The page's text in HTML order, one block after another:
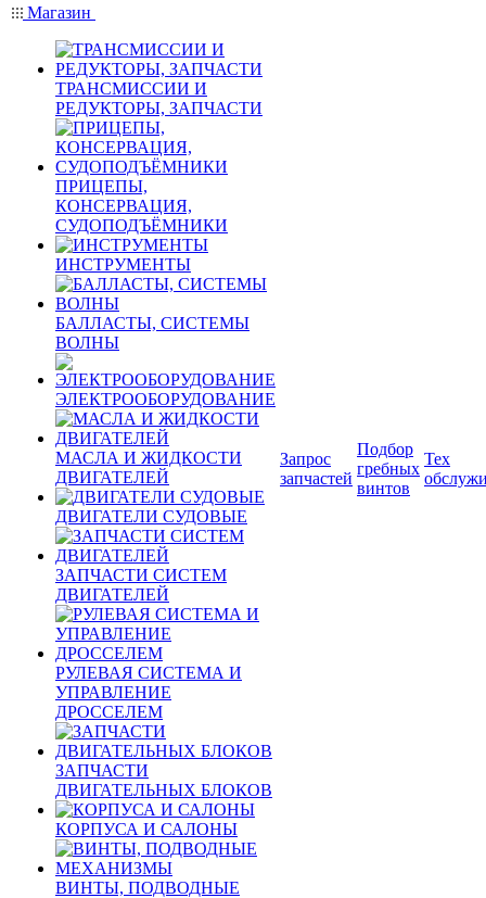
Магазин
ТРАНСМИССИИ И
РЕДУКТОРЫ, ЗАПЧАСТИ
ПРИЦЕПЫ,
КОНСЕРВАЦИЯ,
СУДОПОДЪЁМНИКИ
ИНСТРУМЕНТЫ
БАЛЛАСТЫ, СИСТЕМЫ
ВОЛНЫ
ЭЛЕКТРООБОРУДОВАНИЕ
МАСЛА И ЖИДКОСТИ
ДВИГАТЕЛЕЙ
ДВИГАТЕЛИ СУДОВЫЕ
ЗАПЧАСТИ СИСТЕМ
ДВИГАТЕЛЕЙ
РУЛЕВАЯ СИСТЕМА И
УПРАВЛЕНИЕ
ДРОССЕЛЕМ
ЗАПЧАСТИ
ДВИГАТЕЛЬНЫХ БЛОКОВ
КОРПУСА И САЛОНЫ
ВИНТЫ, ПОДВОДНЫЕ
Запрос
запчастей
Подбор
гребных
винтов
Тех